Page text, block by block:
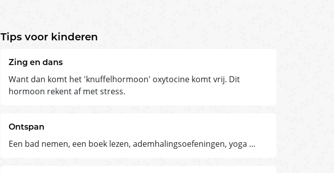
Tips voor kinderen
Zing en dans
Want dan komt het 'knuffelhormoon' oxytocine komt vrij. Dit
hormoon rekent af met stress.
Ontspan
Een bad nemen, een boek lezen, ademhalingsoefeningen, yoga …